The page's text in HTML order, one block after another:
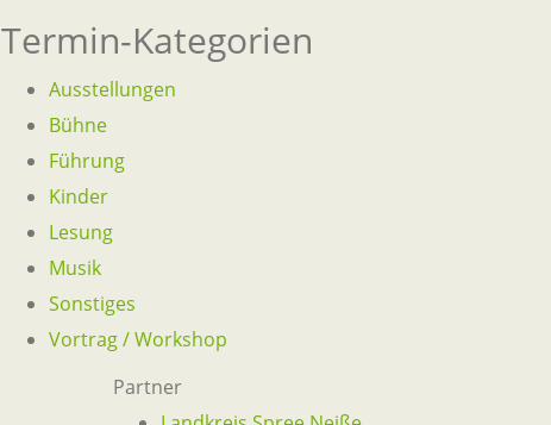
Termin-Kategorien
Ausstellungen
Bühne
Führung
Kinder
Lesung
Musik
Sonstiges
Vortrag / Workshop
Partner